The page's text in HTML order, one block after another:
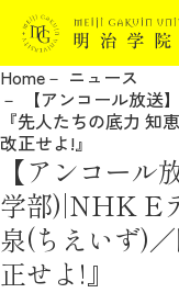
受験生の方
Home
ニュース
【アンコール放送
『先人たちの底力 知
改正せよ!』
【アンコール
学部)|NHK E
泉(ちえいず)
正せよ!』